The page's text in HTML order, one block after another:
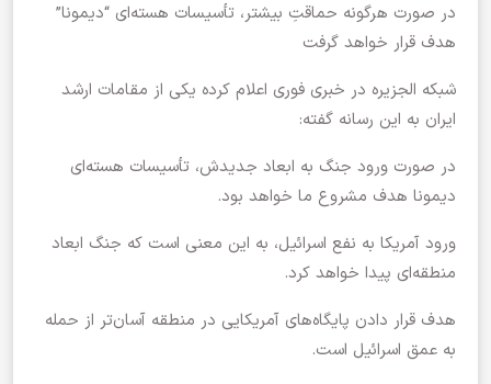
در صورت هرگونه حماقتِ بیشتر، تأسیسات هسته‌ای “دیمونا”
هدف قرار خواهد گرفت
شبکه الجزیره در خبری فوری اعلام کرده یکی از مقامات ارشد
ایران به این رسانه گفته:
در صورت ورود جنگ به ابعاد جدیدش، تأسیسات هسته‌ای
دیمونا هدف مشروع ما خواهد بود‌.
ورود آمریکا به نفع اسرائیل، به این معنی است که جنگ ابعاد
منطقه‌ای پیدا خواهد کرد.
هدف قرار دادن پایگاه‌های آمریکایی در منطقه آسان‌تر از حمله
به عمق اسرائیل است.